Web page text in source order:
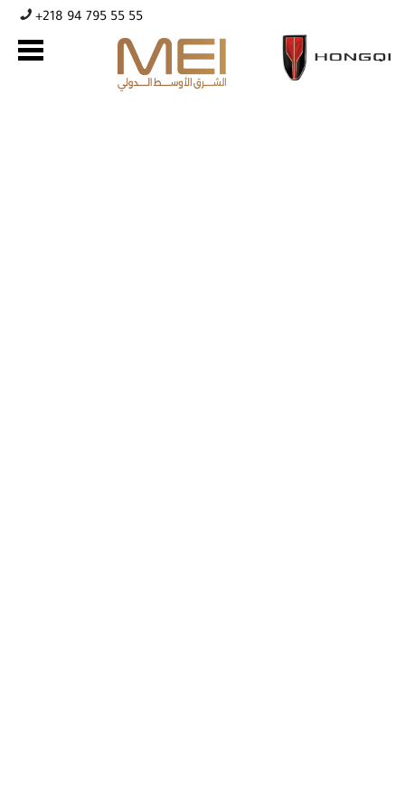
+218 94 795 55 55